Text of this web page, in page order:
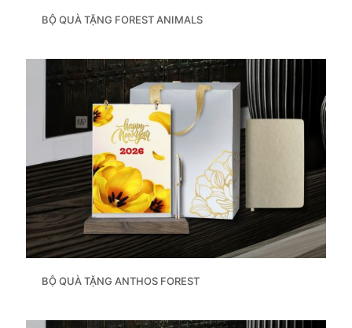
BỘ QUÀ TẶNG FOREST ANIMALS
BỘ QUÀ TẶNG ANTHOS FOREST